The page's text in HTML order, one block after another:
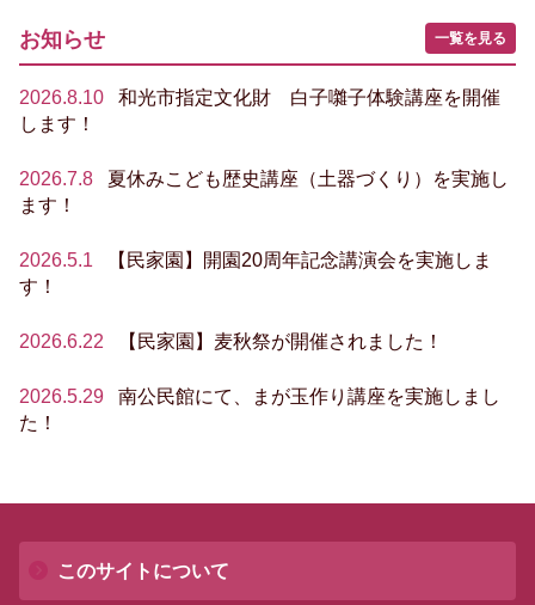
お知らせ 一覧を見る
2026.8.10
和光市指定文化財 白子囃子体験講座を開催
します！
2026.7.8
夏休みこども歴史講座（土器づくり）を実施し
ます！
2026.5.1
【民家園】開園20周年記念講演会を実施しま
す！
2026.6.22 【民家園】麦秋祭が開催されました！
2026.5.29
南公民館にて、まが玉作り講座を実施しまし
た！
このサイトについて